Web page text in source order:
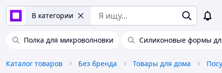
В категории
Полка для микроволновки Силиконовые формы
Каталог товаров Без бренда Товары для дома